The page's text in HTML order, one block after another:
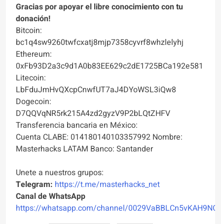
Gracias por apoyar el libre conocimiento con tu
donación!
Bitcoin:
bc1q4sw9260twfcxatj8mjp7358cyvrf8whzlelyhj
Ethereum:
0xFb93D2a3c9d1A0b83EE629c2dE1725BCa192e581
Litecoin:
LbFduJmHvQXcpCnwfUT7aJ4DYoWSL3iQw8
Dogecoin:
D7QQVqNR5rk215A4zd2gyzV9P2bLQtZHFV
Transferencia bancaria en México:
Cuenta CLABE: 014180140103357992 Nombre:
Masterhacks LATAM Banco: Santander
Unete a nuestros grupos:
Telegram: https://t.me/masterhacks_net
Canal de WhatsApp
https://whatsapp.com/channel/